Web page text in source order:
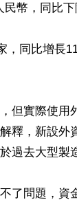
幣，同比下
，同比增長
但實際使
釋，新設
過去大型製
了問題，資